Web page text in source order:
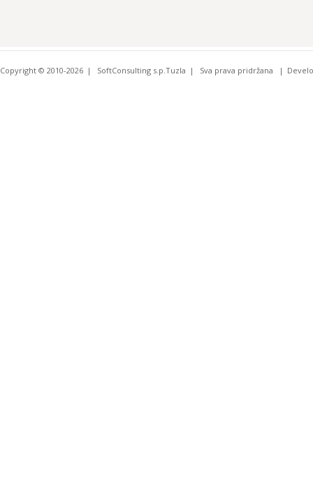
Copyright © 2010-2026 SoftConsulting s.p.Tuzla Sva prava pridržana